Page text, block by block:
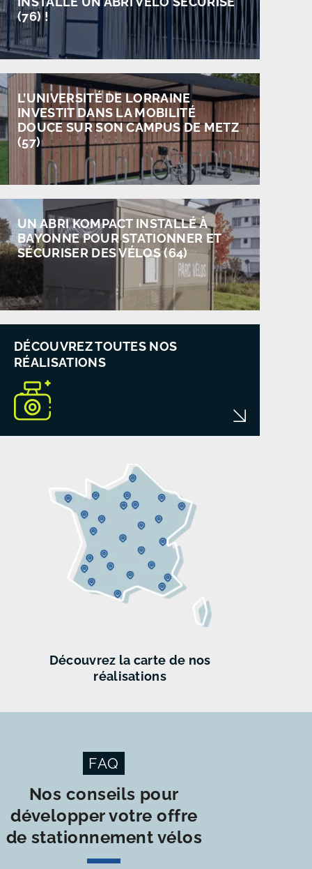
(76) !
L’UNIVERSITÉ DE LORRAINE
INVESTIT DANS LA MOBILITÉ
DOUCE SUR SON CAMPUS DE METZ
(57)
UN ABRI KOMPACT INSTALLÉ À
BAYONNE POUR STATIONNER ET
SÉCURISER DES VÉLOS (64)
DÉCOUVREZ TOUTES NOS
RÉALISATIONS
Découvrez la carte de nos
réalisations
FAQ
Nos conseils pour
développer votre offre
de stationnement vélos